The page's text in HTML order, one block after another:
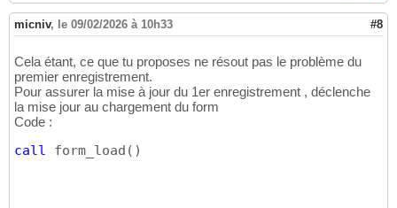
micniv, le 09/02/2026 à 10h33 #8
Cela étant, ce que tu proposes ne résout pas le problème du
premier enregistrement.
Pour assurer la mise à jour du 1er enregistrement , déclenche
la mise jour au chargement du form
Code :
call form_load ( )